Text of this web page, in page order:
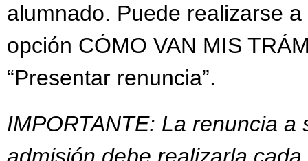
alumnado. Puede realizarse
opción CÓMO VAN MIS
“Presentar renuncia”.
IMPORTANTE: La renuncia